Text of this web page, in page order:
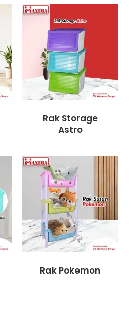
Rak Storage
Astro
Rak Pokemon